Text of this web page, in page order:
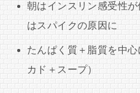
朝はインスリン感受性
はスパイクの原因に
たんぱく質＋脂質を中
カド＋スープ）